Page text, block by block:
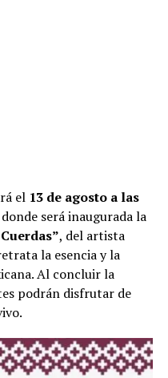
el 13 de agosto a las
será inaugurada la
, del artista
la esencia y la
Al concluir la
podrán disfrutar de